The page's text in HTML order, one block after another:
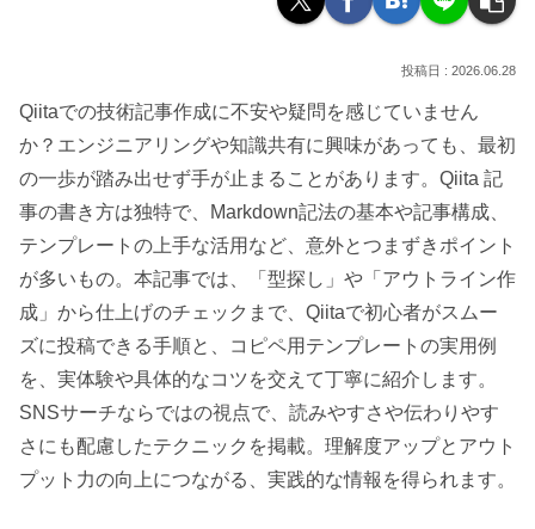
2026.06.28
Qiitaでの技術記事作成に不安や疑問を感じていません
か？エンジニアリングや知識共有に興味があっても、最初
の一歩が踏み出せず手が止まることがあります。Qiita 記
事の書き方は独特で、Markdown記法の基本や記事構成、
テンプレートの上手な活用など、意外とつまずきポイント
が多いもの。本記事では、「型探し」や「アウトライン作
成」から仕上げのチェックまで、Qiitaで初心者がスムー
ズに投稿できる手順と、コピペ用テンプレートの実用例
を、実体験や具体的なコツを交えて丁寧に紹介します。
SNSサーチならではの視点で、読みやすさや伝わりやす
さにも配慮したテクニックを掲載。理解度アップとアウト
プット力の向上につながる、実践的な情報を得られます。